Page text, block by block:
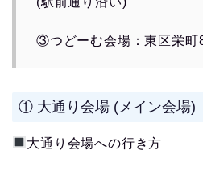
③つどーむ会場：東区栄町
① 大通り会場 (メイン会場)
大通り会場への行き方